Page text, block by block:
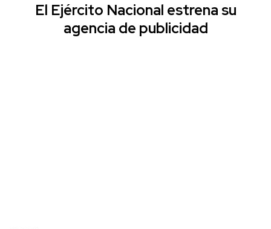
El Ejército Nacional estrena su
agencia de publicidad